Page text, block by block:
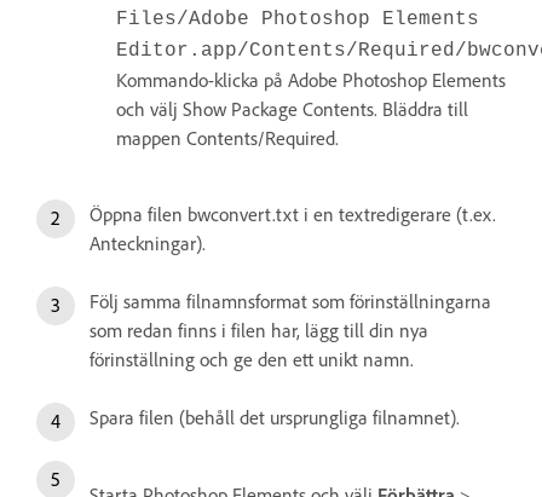
Files/Adobe Photoshop Elements
Editor.app/Contents/Required/
Kommando-klicka på Adobe Photoshop Elements
och välj Show Package Contents. Bläddra till
mappen Contents/Required.
Öppna filen bwconvert.txt i en textredigerare (t.ex.
Anteckningar).
Följ samma filnamnsformat som förinställningarna
som redan finns i filen har, lägg till din nya
förinställning och ge den ett unikt namn.
Spara filen (behåll det ursprungliga filnamnet).